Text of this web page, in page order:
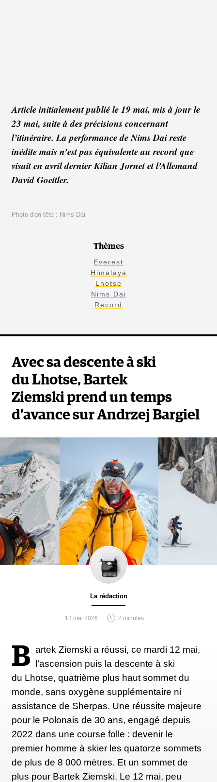
Article initialement publié le 19 mai, mis à jour le
23 mai, suite à des précisions concernant
l’itinéraire. La performance de Nims Dai reste
inédite mais n’est pas équivalente au record que
visait en avril dernier Kilian Jornet et l’Allemand
David Goettler.
Photo d'en-tête : Nims Dai
Thèmes
Everest
Himalaya
Lhotse
Nims Dai
Record
Avec sa descente à ski
du Lhotse, Bartek
Ziemski prend un temps
d’avance sur Andrzej Bargiel
La rédaction
13 mai 2026 2 minutes
B artek Ziemski a réussi, ce mardi 12 mai,
l’ascension puis la descente à ski
du Lhotse, quatrième plus haut sommet du
monde, sans oxygène supplémentaire ni
assistance de Sherpas. Une réussite majeure
pour le Polonais de 30 ans, engagé depuis
2022 dans une course folle : devenir le
premier homme à skier les quatorze sommets
de plus de 8 000 mètres. Et un sommet de
plus pour Bartek Ziemski. Le 12 mai, peu